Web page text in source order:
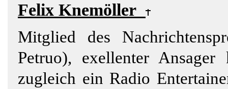
Felix Knemöller
Mitglied des
Petruo), exellenter Ansager
zugleich ein Radio